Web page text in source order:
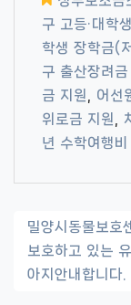
구 고등·대학
학생 장학금(
구 출산장려금
금 지원
어선
위로금 지원
년 수학여행비
글
내
밀양시동물보호
보호하고 있는
아지안내합니다.